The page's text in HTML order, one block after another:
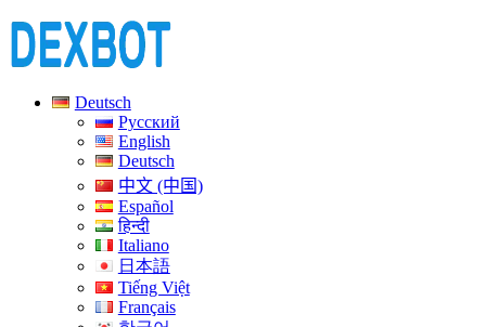
Deutsch
Русский
English
Deutsch
中文 (中国)
Español
हिन्दी
Italiano
日本語
Tiếng Việt
Français